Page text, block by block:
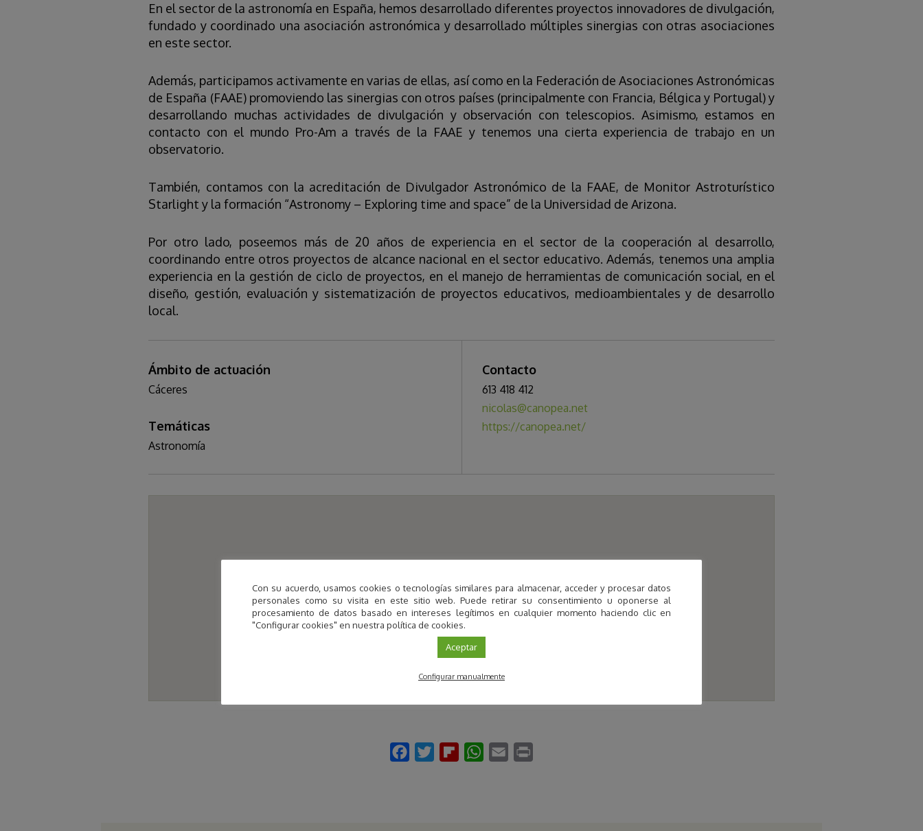
En el sector de la astronomía en España, hemos desarrollado diferentes proyectos innovadores de divulgación,
fundado y coordinado una asociación astronómica y desarrollado múltiples sinergias con otras asociaciones
en este sector.
Además, participamos activamente en varias de ellas, así como en la Federación de Asociaciones Astronómicas
de España (FAAE) promoviendo las sinergias con otros países (principalmente con Francia, Bélgica y Portugal) y
desarrollando muchas actividades de divulgación y observación con telescopios. Asimismo, estamos en
contacto con el mundo Pro-Am a través de la FAAE y tenemos una cierta experiencia de trabajo en un
observatorio.
También, contamos con la acreditación de Divulgador Astronómico de la FAAE, de Monitor Astroturístico
Starlight y la formación “Astronomy – Exploring time and space” de la Universidad de Arizona.
Por otro lado, poseemos más de 20 años de experiencia en el sector de la cooperación al desarrollo,
coordinando entre otros proyectos de alcance nacional en el sector educativo. Además, tenemos una amplia
experiencia en la gestión de ciclo de proyectos, en el manejo de herramientas de comunicación social, en el
diseño, gestión, evaluación y sistematización de proyectos educativos, medioambientales y de desarrollo
local.
Ámbito de actuación
Cáceres
Temáticas
Astronomía
Contacto
613 418 412
nicolas@canopea.net
https://canopea.net/
Con su acuerdo, usamos cookies o tecnologías similares para almacenar, acceder y procesar datos
personales como su visita en este sitio web. Puede retirar su consentimiento u oponerse al
procesamiento de datos basado en intereses legítimos en cualquier momento haciendo clic en
"Configurar cookies" en nuestra política de cookies.
Aceptar
Configurar manualmente